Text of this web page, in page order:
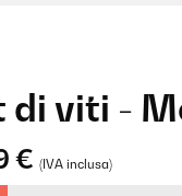
di viti -
€ (IVA inclusa)